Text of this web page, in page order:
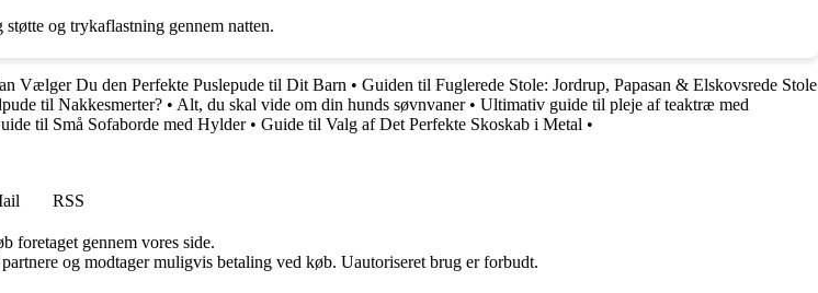
og trykaflastning gennem natten.
Vælger Du den Perfekte Puslepude til Dit Barn • Guiden til Fuglerede Stole: Jordrup, Papasan & Elskovsrede Stole
til Nakkesmerter? • Alt, du skal vide om din hunds søvnvaner• Ultimativ guide til pleje af teaktræ med
til Små Sofaborde med Hylder• Guide til Valg af Det Perfekte Skoskab i Metal •
RSS
foretaget gennem vores side.
og modtager muligvis betaling ved køb. Uautoriseret brug er forbudt.